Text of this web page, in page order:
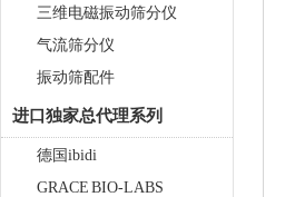
三维电磁振动筛分仪
气流筛分仪
振动筛配件
进口独家总代理系列
德国ibidi
GRACE BIO-LABS